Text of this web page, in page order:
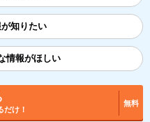
知りたい
情報がほしい
だけ！
無料